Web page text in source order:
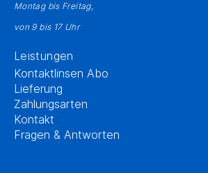
Montag bis Freitag,
von 9 bis 17 Uhr
Leistungen
Kontaktlinsen Abo
Lieferung
Zahlungsarten
Kontakt
Fragen & Antworten